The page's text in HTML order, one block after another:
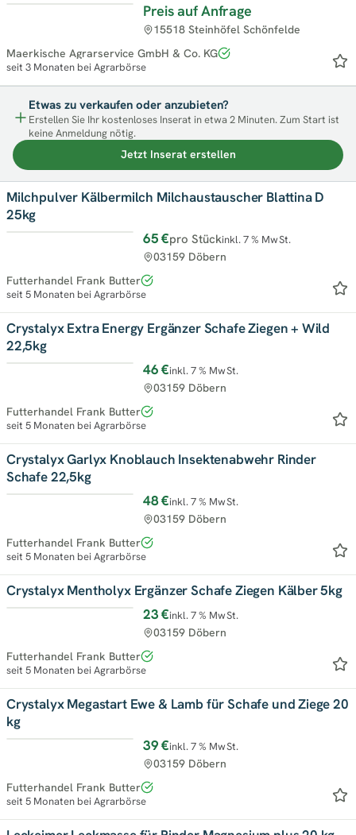
Preis auf Anfrage
15518 Steinhöfel Schönfelde
Maerkische Agrarservice GmbH & Co. KG
seit 3 Monaten bei Agrarbörse
Etwas zu verkaufen oder anzubieten?
Erstellen Sie Ihr kostenloses Inserat in etwa 2 Minuten. Zum Start ist
keine Anmeldung nötig.
Jetzt Inserat erstellen
Milchpulver Kälbermilch Milchaustauscher Blattina D
25kg
65 €pro Stückinkl. 7 % MwSt.
03159 Döbern
Futterhandel Frank Butter
seit 5 Monaten bei Agrarbörse
Crystalyx Extra Energy Ergänzer Schafe Ziegen + Wild
22,5kg
46 €inkl. 7 % MwSt.
03159 Döbern
Futterhandel Frank Butter
seit 5 Monaten bei Agrarbörse
Crystalyx Garlyx Knoblauch Insektenabwehr Rinder
Schafe 22,5kg
48 €inkl. 7 % MwSt.
03159 Döbern
Futterhandel Frank Butter
seit 5 Monaten bei Agrarbörse
Crystalyx Mentholyx Ergänzer Schafe Ziegen Kälber 5kg
23 €inkl. 7 % MwSt.
03159 Döbern
Futterhandel Frank Butter
seit 5 Monaten bei Agrarbörse
Crystalyx Megastart Ewe & Lamb für Schafe und Ziege 20
kg
39 €inkl. 7 % MwSt.
03159 Döbern
Futterhandel Frank Butter
seit 5 Monaten bei Agrarbörse